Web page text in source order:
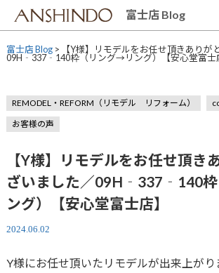
content
富士店 Blog
富士店 Blog> 【Y様】リモデルをお任せ頂きありが
09H‐337‐140枠（リング→リング）【安心堂富士
REMODEL・REFORM（リモデル リフォーム）
お客様の声
【Y様】リモデルをお任せ頂き
ざいました／09H‐337‐140
ング）【安心堂富士店】
2024.06.02
Y様にお任せ頂いたリモデルが出来上がり